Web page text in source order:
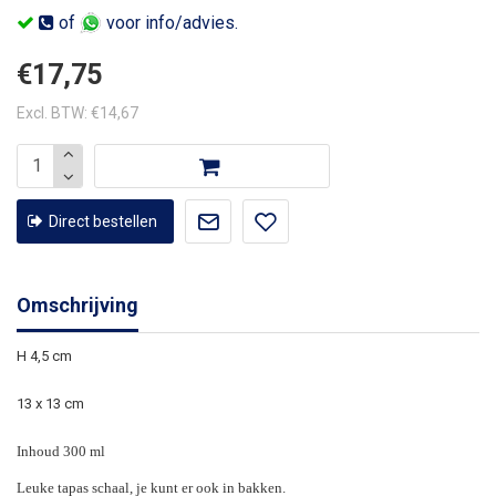
of voor info/advies.
€17,75
Excl. BTW: €14,67
Direct bestellen
Omschrijving
H 4,5 cm
13 x 13 cm
Inhoud 300 ml
Leuke tapas schaal, je kunt er ook in bakken.